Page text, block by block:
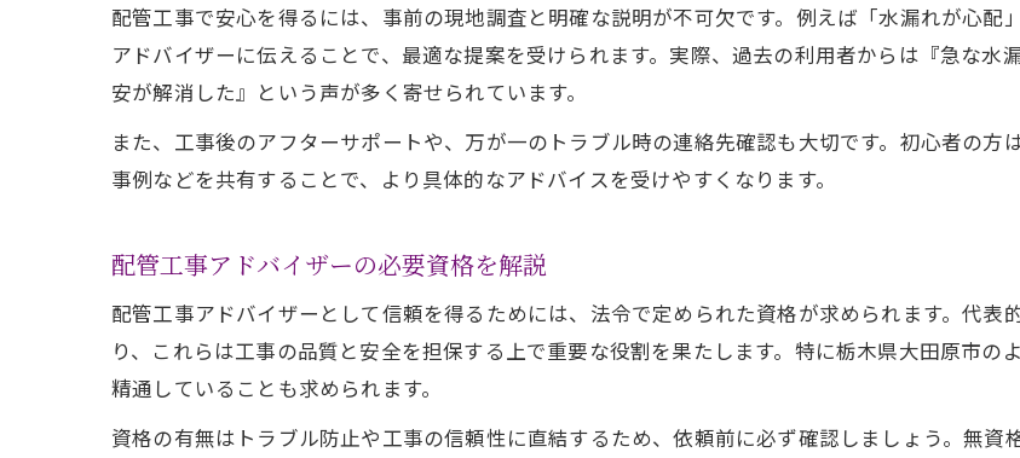
配管工事の無料見積もり活用術とは
配管工事見積もりで比較すべきポイント
配管工事費用を抑える見積もり依頼法
配管工事業者選びに役立つ見積もり比較
配管工事で安心を得るには、事前の現地調査と明確な説明が不可欠です。例えば「水漏れが心配
アドバイザーに伝えることで、最適な提案を受けられます。実際、過去の利用者からは『急な水
安が解消した』という声が多く寄せられています。
また、工事後のアフターサポートや、万が一のトラブル時の連絡先確認も大切です。初心者の
事例などを共有することで、より具体的なアドバイスを受けやすくなります。
配管工事アドバイザーの必要資格を解説
配管工事アドバイザーとして信頼を得るためには、法令で定められた資格が求められます。代
り、これらは工事の品質と安全を担保する上で重要な役割を果たします。特に栃木県大田原市
精通していることも求められます。
資格の有無はトラブル防止や工事の信頼性に直結するため、依頼前に必ず確認しましょう。無